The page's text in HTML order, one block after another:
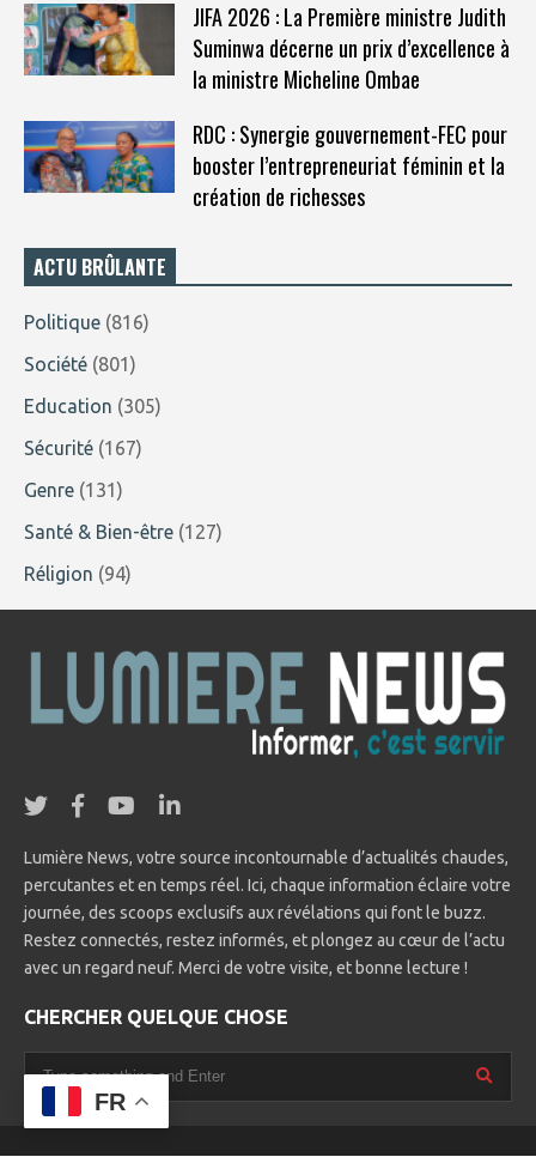
JIFA 2026 : La Première ministre Judith
Suminwa décerne un prix d’excellence à
la ministre Micheline Ombae
RDC : Synergie gouvernement-FEC pour
booster l’entrepreneuriat féminin et la
création de richesses
ACTU BRÛLANTE
Politique (816)
Société (801)
Education (305)
Sécurité (167)
Genre (131)
Santé & Bien-être (127)
Réligion (94)
Lumière News, votre source incontournable d’actualités chaudes,
percutantes et en temps réel. Ici, chaque information éclaire votre
journée, des scoops exclusifs aux révélations qui font le buzz.
Restez connectés, restez informés, et plongez au cœur de l’actu
avec un regard neuf. Merci de votre visite, et bonne lecture !
CHERCHER QUELQUE CHOSE
FR